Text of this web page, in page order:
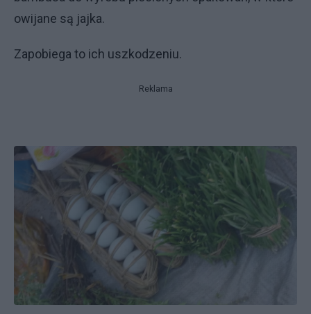
owijane są jajka.
Zapobiega to ich uszkodzeniu.
Reklama